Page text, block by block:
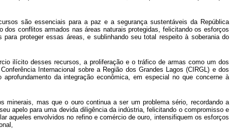
são essenciais para a paz e a segurança sustentáveis da República
conflitos armados nas áreas naturais protegidas, felicitando os esforços
proteger essas áreas, e sublinhando seu total respeito à soberania do
ilícito desses recursos, a proliferação e o tráfico de armas como um dos
Internacional sobre a Região dos Grandes Lagos (CIRGL) e dos
da integração econômica, em especial no que concerne à
minerais, mas que o ouro continua a ser um problema sério, recordando a
apelo para uma devida diligência da indústria, felicitando o compromisso e
aqueles envolvidos no refino e comércio de ouro, intensifiquem os esforços